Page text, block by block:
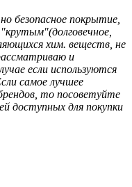
безопасное покрытие,
хим. веществ, не
и
если используются
самое лучшее
то посоветуйте
доступных для покупки